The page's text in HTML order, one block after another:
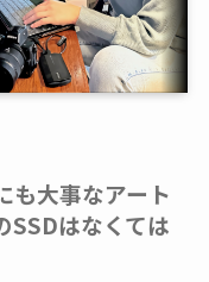
も大事なアート
SSDはなくては